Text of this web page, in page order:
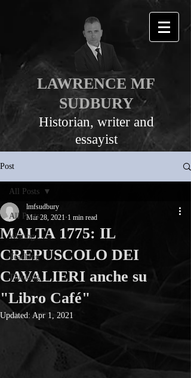
LAWRENCE MF
SUDBURY
Historian, writer and
essayist
Post
All Posts
Writing ...
Teaching ...
Thinking ...
All Posts
MALTA 1775: IL
CREPUSCOLO DEI
CAVALIERI anche su
"Libro Café"
lmfsudbury
Mar 28, 2021 1 min read
Updated: Apr 1, 2021